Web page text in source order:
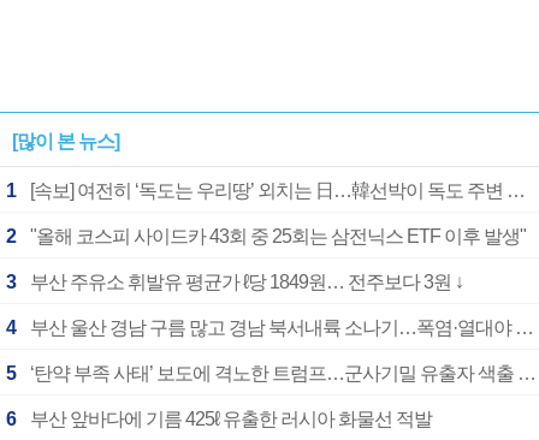
[많이 본 뉴스]
1 [속보] 여전히 ‘독도는 우리땅’ 외치는 日…韓선박이 독도 주변 해양조사 활동하자 반발
2 "올해 코스피 사이드카 43회 중 25회는 삼전닉스 ETF 이후 발생"
3 부산 주유소 휘발유 평균가 ℓ당 1849원… 전주보다 3원 ↓
4 부산 울산 경남 구름 많고 경남 북서내륙 소나기…폭염·열대야 계속
5 ‘탄약 부족 사태’ 보도에 격노한 트럼프…군사기밀 유출자 색출 지시
6 부산 앞바다에 기름 425ℓ 유출한 러시아 화물선 적발